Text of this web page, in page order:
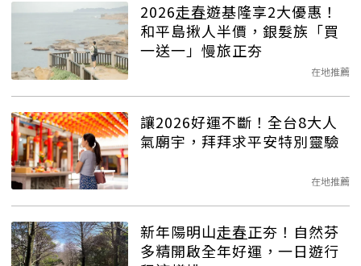
2026走春遊基隆享2大優惠！
和平島揪人半價，銀髮族「買
一送一」慢旅正夯
在地推薦
讓2026好運不斷！全台8大人
氣廟宇，拜拜求平安特別靈驗
在地推薦
新年陽明山走春正夯！自然芬
多精開啟全年好運，一日遊行